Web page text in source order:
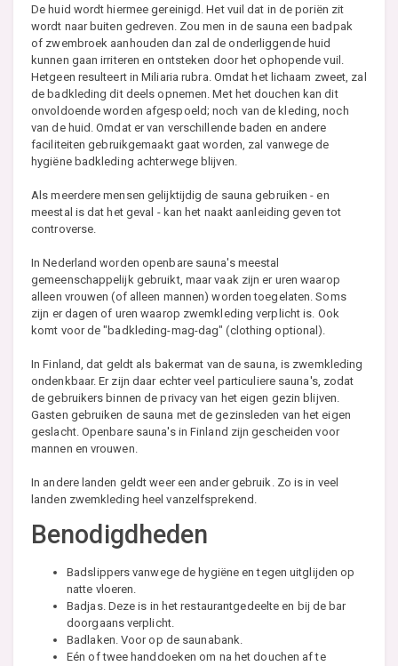
De huid wordt hiermee gereinigd. Het vuil dat in de poriën zit
wordt naar buiten gedreven. Zou men in de sauna een badpak
of zwembroek aanhouden dan zal de onderliggende huid
kunnen gaan irriteren en ontsteken door het ophopende vuil.
Hetgeen resulteert in Miliaria rubra. Omdat het lichaam zweet, zal
de badkleding dit deels opnemen. Met het douchen kan dit
onvoldoende worden afgespoeld; noch van de kleding, noch
van de huid. Omdat er van verschillende baden en andere
faciliteiten gebruikgemaakt gaat worden, zal vanwege de
hygiëne badkleding achterwege blijven.
Als meerdere mensen gelijktijdig de sauna gebruiken - en
meestal is dat het geval - kan het naakt aanleiding geven tot
controverse.
In Nederland worden openbare sauna's meestal
gemeenschappelijk gebruikt, maar vaak zijn er uren waarop
alleen vrouwen (of alleen mannen) worden toegelaten. Soms
zijn er dagen of uren waarop zwemkleding verplicht is. Ook
komt voor de "badkleding-mag-dag" (clothing optional).
In Finland, dat geldt als bakermat van de sauna, is zwemkleding
ondenkbaar. Er zijn daar echter veel particuliere sauna's, zodat
de gebruikers binnen de privacy van het eigen gezin blijven.
Gasten gebruiken de sauna met de gezinsleden van het eigen
geslacht. Openbare sauna's in Finland zijn gescheiden voor
mannen en vrouwen.
In andere landen geldt weer een ander gebruik. Zo is in veel
landen zwemkleding heel vanzelfsprekend.
Benodigdheden
Badslippers vanwege de hygiëne en tegen uitglijden op
natte vloeren.
Badjas. Deze is in het restaurantgedeelte en bij de bar
doorgaans verplicht.
Badlaken. Voor op de saunabank.
Eén of twee handdoeken om na het douchen af te